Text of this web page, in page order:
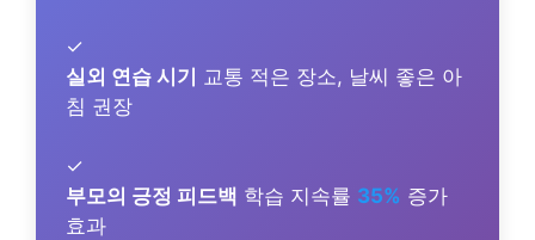
✓
실외 연습 시기 교통 적은 장소, 날씨 좋은 아
침 권장
✓
부모의 긍정 피드백 학습 지속률 35% 증가
효과